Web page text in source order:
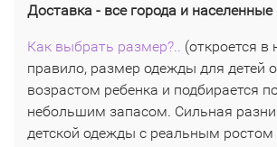
Доставка - все города и
Как выбрать размер?.. (откроется
правило, размер одежды для детей
возрастом ребенка и подбирается
небольшим запасом. Сильная
детской одежды с реальным ростом